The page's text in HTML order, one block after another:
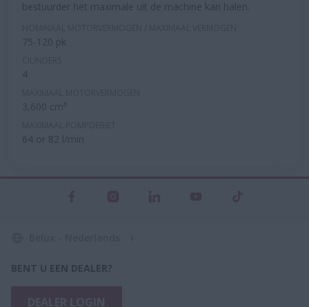
bestuurder het maximale uit de machine kan halen.
75-120 pk
4
3,600 cm³
64 or 82 l/min
BENT U EEN DEALER?